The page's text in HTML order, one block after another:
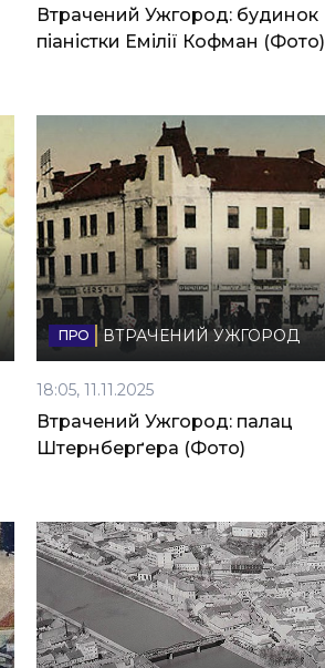
Втрачений Ужгород: будинок
піаністки Емілії Кофман (Фото)
ВТРАЧЕНИЙ УЖГОРОД
18:05, 11.11.2025
Втрачений Ужгород: палац
Штернберґера (Фото)